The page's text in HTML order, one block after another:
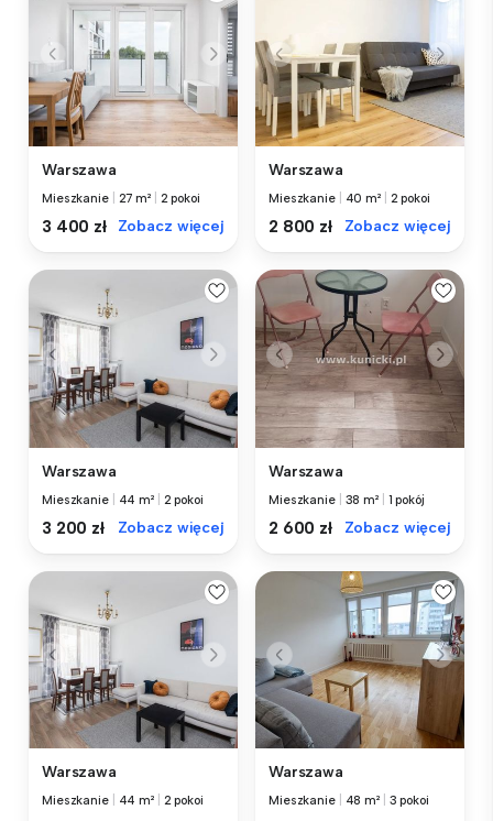
Warszawa
Mieszkanie 27 m² 2 pokoi
3 400 zł Zobacz więcej
Warszawa
Mieszkanie 40 m² 2 pokoi
2 800 zł Zobacz więcej
Warszawa
Mieszkanie 44 m² 2 pokoi
3 200 zł Zobacz więcej
Warszawa
Mieszkanie 38 m² 1 pokój
2 600 zł Zobacz więcej
Warszawa
Mieszkanie 44 m² 2 pokoi
Warszawa
Mieszkanie 48 m² 3 pokoi